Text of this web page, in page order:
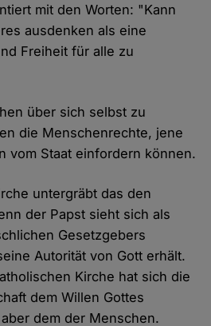
mit den Worten: "Kann
ausdenken als eine
Freiheit für alle zu
über sich selbst zu
die Menschenrechte, jene
vom Staat einfordern können.
untergräbt das den
der Papst sieht sich als
Gesetzgebers
Autorität von Gott erhält.
Kirche hat sich die
dem Willen Gottes
dem der Menschen.